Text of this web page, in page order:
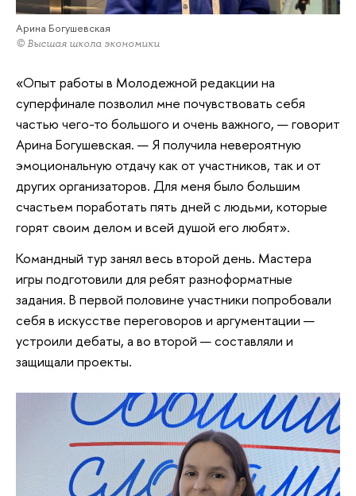
Арина Богушевская
© Высшая школа экономики
«Опыт работы в Молодежной редакции на
суперфинале позволил мне почувствовать себя
частью чего-то большого и очень важного, — говорит
Арина Богушевская. — Я получила невероятную
эмоциональную отдачу как от участников, так и от
других организаторов. Для меня было большим
счастьем поработать пять дней с людьми, которые
горят своим делом и всей душой его любят».
Командный тур занял весь второй день. Мастера
игры подготовили для ребят разноформатные
задания. В первой половине участники попробовали
себя в искусстве переговоров и аргументации —
устроили дебаты, а во второй — составляли и
защищали проекты.